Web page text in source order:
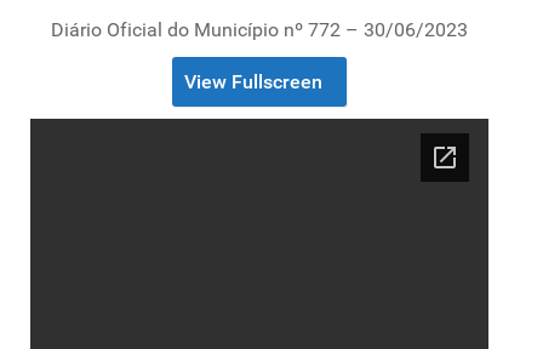
Diário Oficial do Município nº 772 – 30/06/2023
View Fullscreen